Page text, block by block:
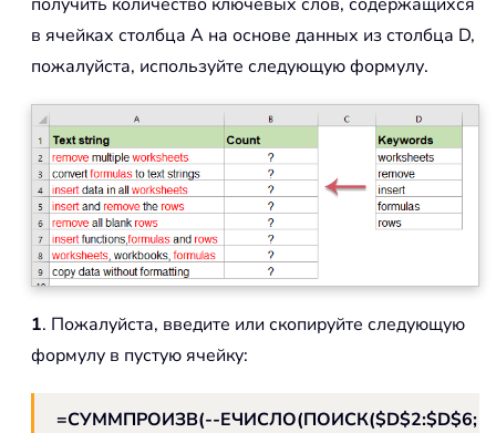
в ячейках столбца A на основе данных из столбца D,
пожалуйста, используйте следующую формулу.
1. Пожалуйста, введите или скопируйте следующую
формулу в пустую ячейку:
=СУММПРОИЗВ(--ЕЧИСЛО(ПОИСК($D$2:$D$6;